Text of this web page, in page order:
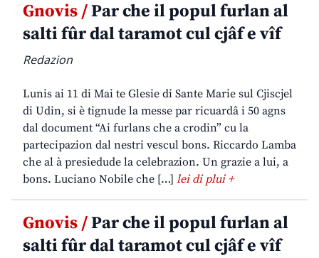
Gnovis /Par che il popul furlan al
salti fûr dal taramot cul cjâf e vîf
Redazion
Lunis ai 11 di Mai te Glesie di Sante Marie sul Cjiscjel
di Udin, si è tignude la messe par ricuardâ i 50 agns
dal document “Ai furlans che a crodin” cu la
partecipazion dal nestri vescul bons. Riccardo Lamba
che al à presiedude la celebrazion. Un grazie a lui, a
bons. Luciano Nobile che […] lei di plui +
Gnovis /Par che il popul furlan al
salti fûr dal taramot cul cjâf e vîf